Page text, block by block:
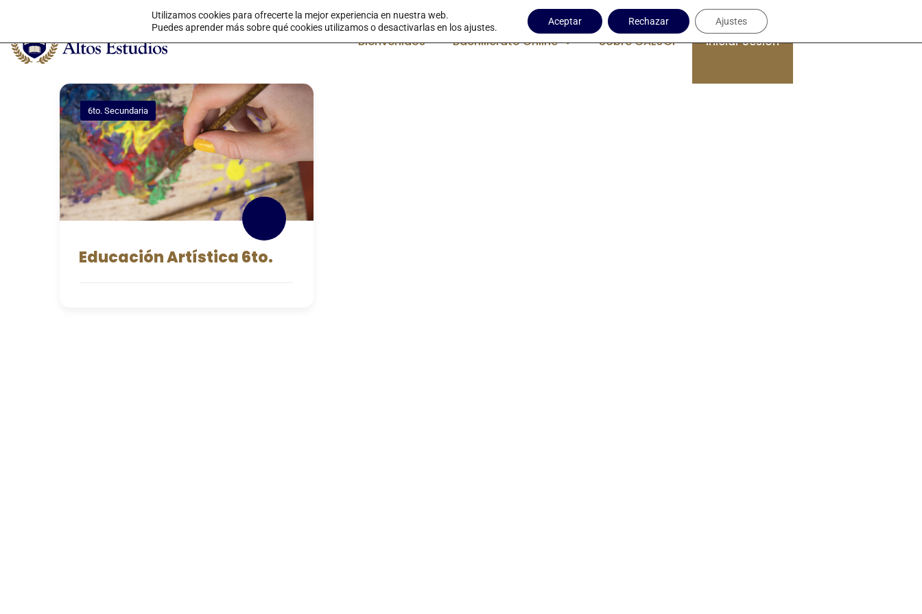
Bienvenidos Bachillerato Online Sobre CAEJCP Iniciar Sesión
6to. Secundaria
Educación Artística 6to.
Utilizamos cookies para ofrecerte la mejor experiencia en nuestra web.
Puedes aprender más sobre qué cookies utilizamos o desactivarlas en los ajustes.
Aceptar Rechazar Ajustes